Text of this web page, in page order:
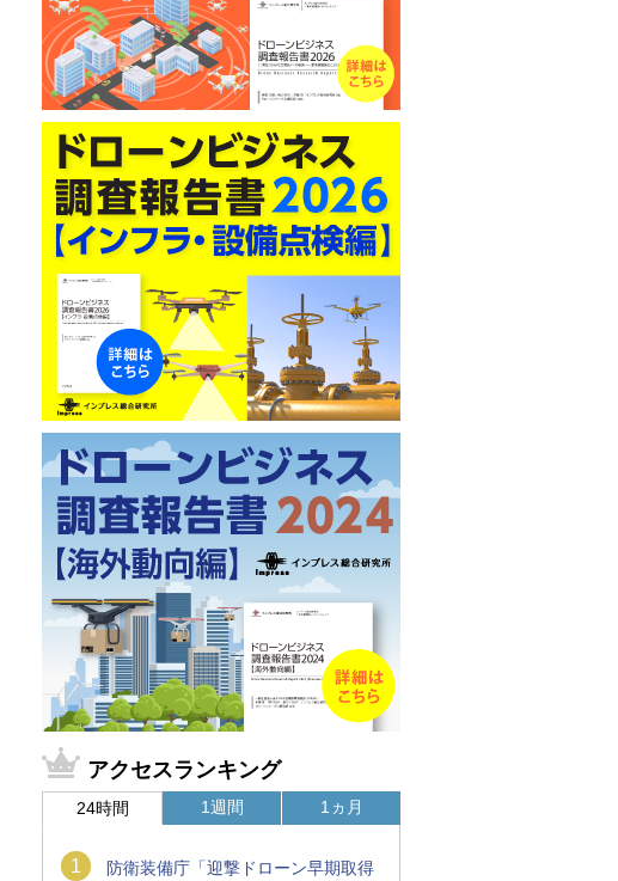
アクセスランキング
24時間
1
防衛装備庁「迎撃ドローン早期取得
1週間 1ヵ月